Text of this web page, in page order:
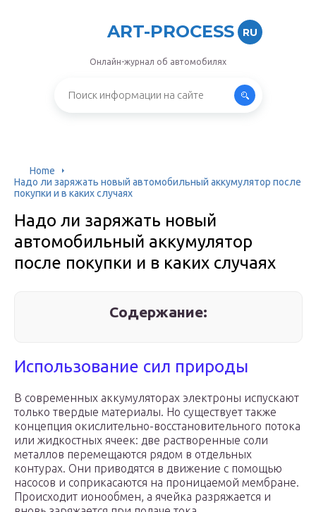
ART-PROCESS RU
Онлайн-журнал об автомобилях
Home
Надо ли заряжать новый автомобильный аккумулятор после
покупки и в каких случаях
Надо ли заряжать новый
автомобильный аккумулятор
после покупки и в каких случаях
Содержание:
Использование сил природы
В современных аккумуляторах электроны испускают
только твердые материалы. Но существует также
концепция окислительно-восстановительного потока
или жидкостных ячеек: две растворенные соли
металлов перемещаются рядом в отдельных
контурах. Они приводятся в движение с помощью
насосов и соприкасаются на проницаемой мембране.
Происходит ионообмен, а ячейка разряжается и